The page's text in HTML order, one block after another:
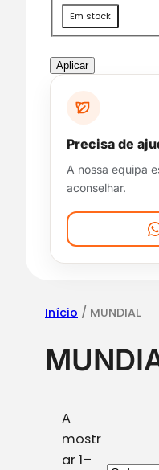
i
p
b
a
d
e
Em stock
Aplicar
Precisa de
A nossa equipa
aconselhar.
Início / MUNDIAL
A
mostr
ar 1–